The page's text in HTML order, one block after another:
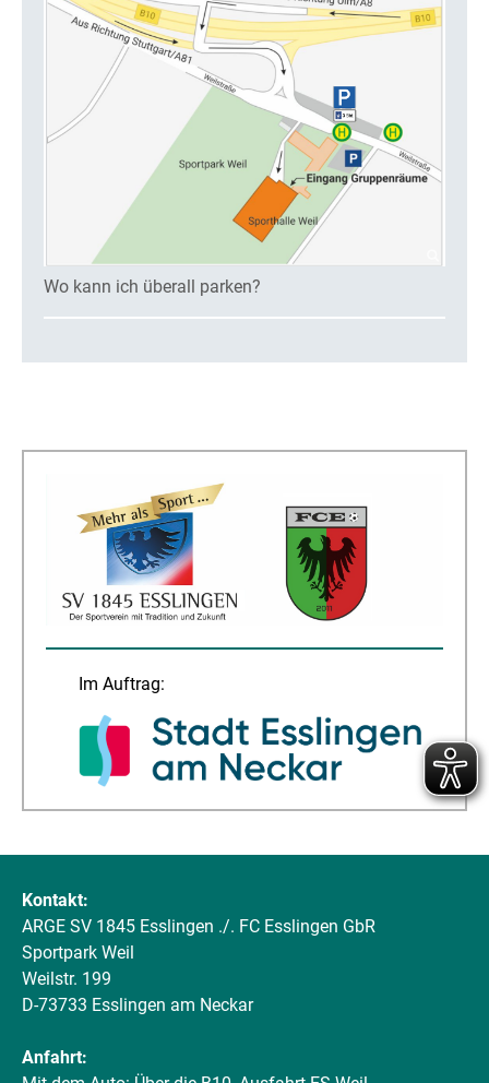
Wo kann ich überall parken?
Im Auftrag:
Kontakt:
ARGE SV 1845 Esslingen ./. FC Esslingen GbR
Sportpark Weil
Weilstr. 199
D-73733 Esslingen am Neckar
Anfahrt: